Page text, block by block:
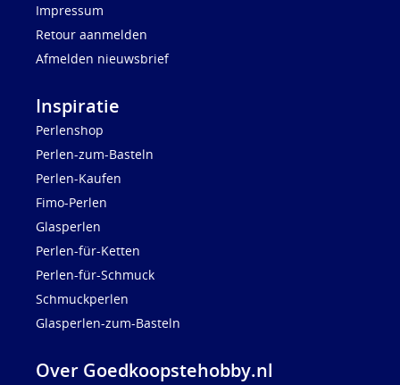
Impressum
Retour aanmelden
Afmelden nieuwsbrief
Inspiratie
Perlenshop
Perlen-zum-Basteln
Perlen-Kaufen
Fimo-Perlen
Glasperlen
Perlen-für-Ketten
Perlen-für-Schmuck
Schmuckperlen
Glasperlen-zum-Basteln
Over Goedkoopstehobby.nl